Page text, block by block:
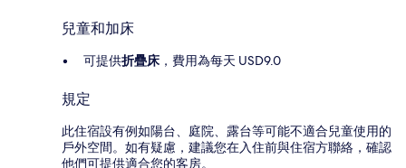
兒童和加床
可提供折疊床 ，費用為每天 USD9.0
規定
此住宿設有例如陽台、庭院、露台等可能不適合兒童使用的
戶外空間。如有疑慮，建議您在入住前與住宿方聯絡，確認
他們可提供適合您的客房。